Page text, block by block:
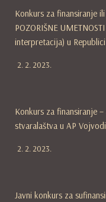
Konkurs za finansiranje
POZORIŠNE
interpretacija) u
2. 2. 2023.
Konkurs za finansiranje
stvaralaštva u AP
2. 2. 2023.
Javni konkurs za